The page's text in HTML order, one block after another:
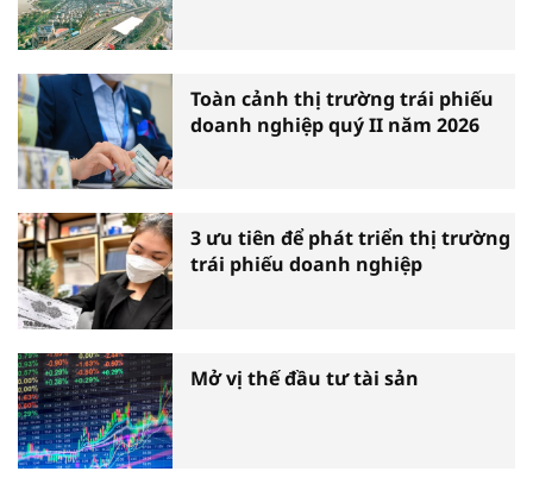
Toàn cảnh thị trường trái phiếu
doanh nghiệp quý II năm 2026
3 ưu tiên để phát triển thị trường
trái phiếu doanh nghiệp
Mở vị thế đầu tư tài sản